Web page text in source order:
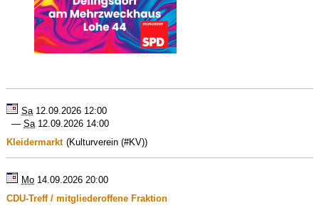
Sa 12.09.2026 12:00
— Sa 12.09.2026 14:00
Kleidermarkt (Kulturverein (#KV))
Mo 14.09.2026 20:00
CDU-Treff / mitgliederoffene Fraktion